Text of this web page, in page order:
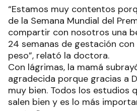
“Estamos muy contentos
de la Semana Mundial del
compartir con nosotros una
24 semanas de gestación
peso”, relató la doctora.
Con lágrimas, la mamá
agradecida porque gracias a
muy bien. Todos los estudios
salen bien y es lo más